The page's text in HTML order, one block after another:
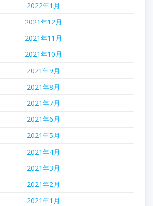
2022年1月
2021年12月
2021年11月
2021年10月
2021年9月
2021年8月
2021年7月
2021年6月
2021年5月
2021年4月
2021年3月
2021年2月
2021年1月